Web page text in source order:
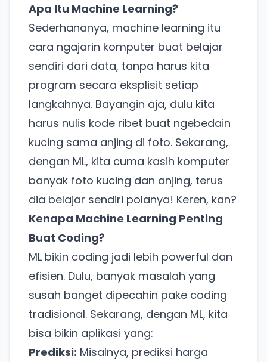
Apa Itu Machine Learning?
Sederhananya, machine learning itu
cara ngajarin komputer buat belajar
sendiri dari data, tanpa harus kita
program secara eksplisit setiap
langkahnya. Bayangin aja, dulu kita
harus nulis kode ribet buat ngebedain
kucing sama anjing di foto. Sekarang,
dengan ML, kita cuma kasih komputer
banyak foto kucing dan anjing, terus
dia belajar sendiri polanya! Keren, kan?
Kenapa Machine Learning Penting
Buat Coding?
ML bikin coding jadi lebih powerful dan
efisien. Dulu, banyak masalah yang
susah banget dipecahin pake coding
tradisional. Sekarang, dengan ML, kita
bisa bikin aplikasi yang:
Prediksi: Misalnya, prediksi harga